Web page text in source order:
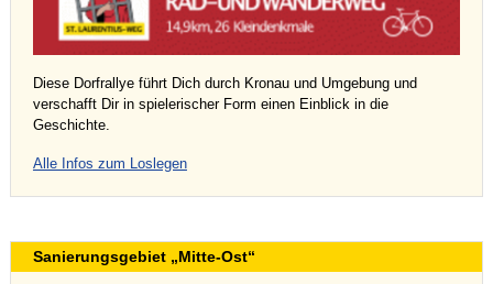
Diese Dorfrallye führt Dich durch Kronau und Umgebung und
verschafft Dir in spielerischer Form einen Einblick in die
Geschichte.
Alle Infos zum Loslegen
Sanierungsgebiet „Mitte-Ost“